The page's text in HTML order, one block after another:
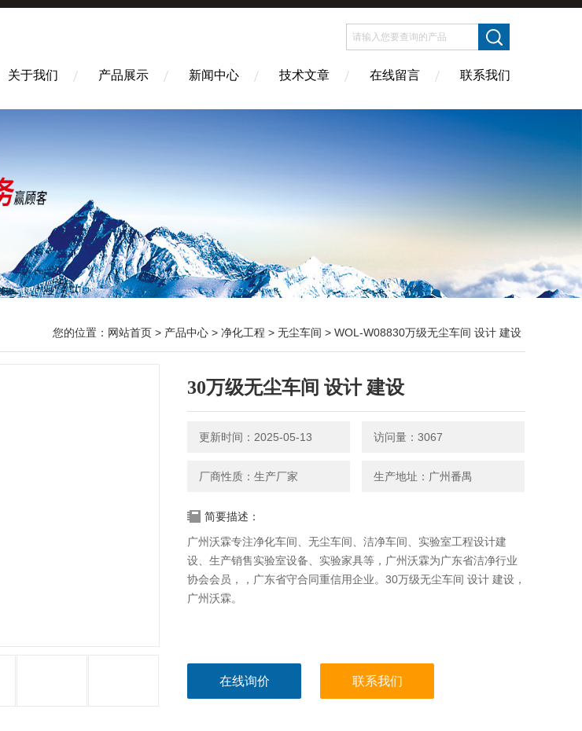
关于我们 产品展示 新闻中心 技术文章 在线留言 联系我们
您的位置： 网站首页 > 产品中心 > 净化工程 > 无尘车间 > WOL-W08830万级无尘车间 设计 建设
30万级无尘车间 设计 建设
更新时间：2025-05-13 访问量：3067
厂商性质：生产厂家 生产地址：广州番禺
简要描述：
广州沃霖专注净化车间、无尘车间、洁净车间、实验室工程设计建
设、生产销售实验室设备、实验家具等，广州沃霖为广东省洁净行业
协会会员，，广东省守合同重信用企业。30万级无尘车间 设计 建设，
广州沃霖。
在线询价 联系我们